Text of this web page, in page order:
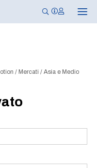
N
a
e
/ Mercati / Asia e Medio